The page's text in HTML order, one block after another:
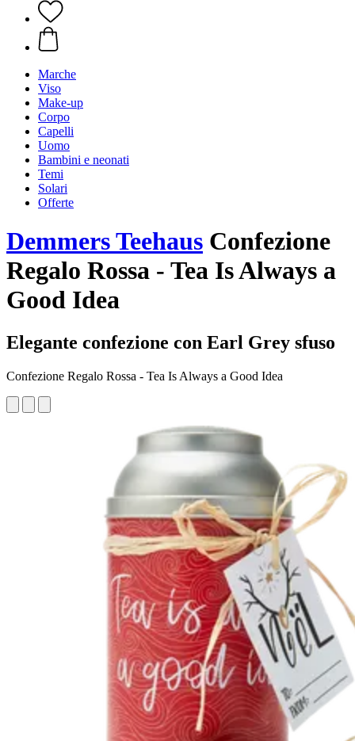
Marche
Viso
Make-up
Corpo
Capelli
Uomo
Bambini e neonati
Temi
Solari
Offerte
Demmers Teehaus Confezione
Regalo Rossa - Tea Is Always a
Good Idea
Elegante confezione con Earl Grey sfuso
Confezione Regalo Rossa - Tea Is Always a Good Idea